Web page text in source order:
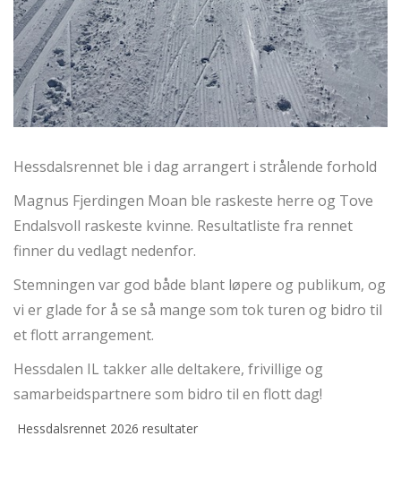
Hessdalsrennet ble i dag arrangert i strålende forhold
Magnus Fjerdingen Moan ble raskeste herre og Tove
Endalsvoll raskeste kvinne. Resultatliste fra rennet
finner du vedlagt nedenfor.
Stemningen var god både blant løpere og publikum, og
vi er glade for å se så mange som tok turen og bidro til
et flott arrangement.
Hessdalen IL takker alle deltakere, frivillige og
samarbeidspartnere som bidro til en flott dag!
Hessdalsrennet 2026 resultater